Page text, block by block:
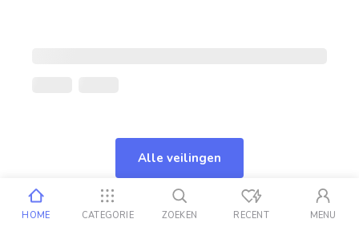
Alle veilingen
HOME CATEGORIE ZOEKEN RECENT MENU